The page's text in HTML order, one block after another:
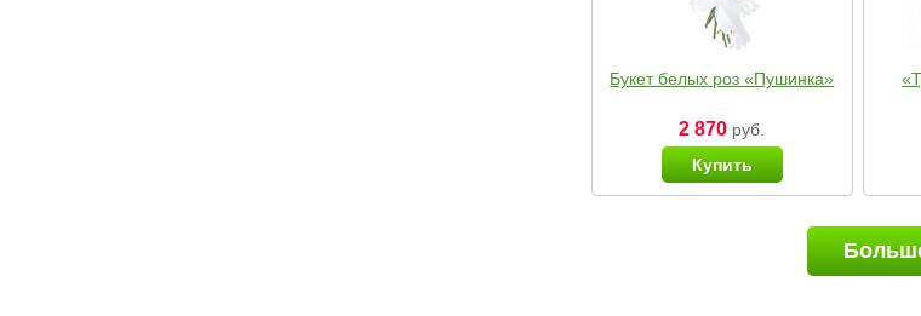
Букет белых роз «Пушинка»
2 870 руб.
Купить